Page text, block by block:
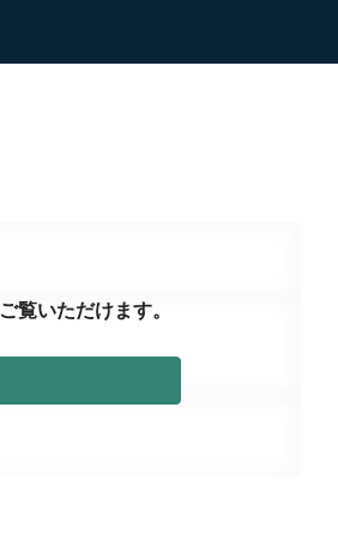
ご覧いただけます。